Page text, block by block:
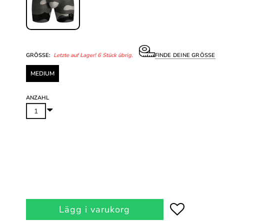
GRÖSSE: Letzte auf Lager! 6 Stück übrig. FINDE DEINE GRÖSSE
MEDIUM
ANZAHL
Lägg i varukorg